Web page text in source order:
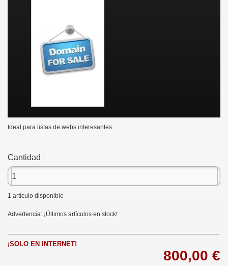
Ideal para listas de webs interesantes.
Cantidad
1 artículo disponible
Advertencia: ¡Últimos artículos en stock!
¡SOLO EN INTERNET!
800,00 €